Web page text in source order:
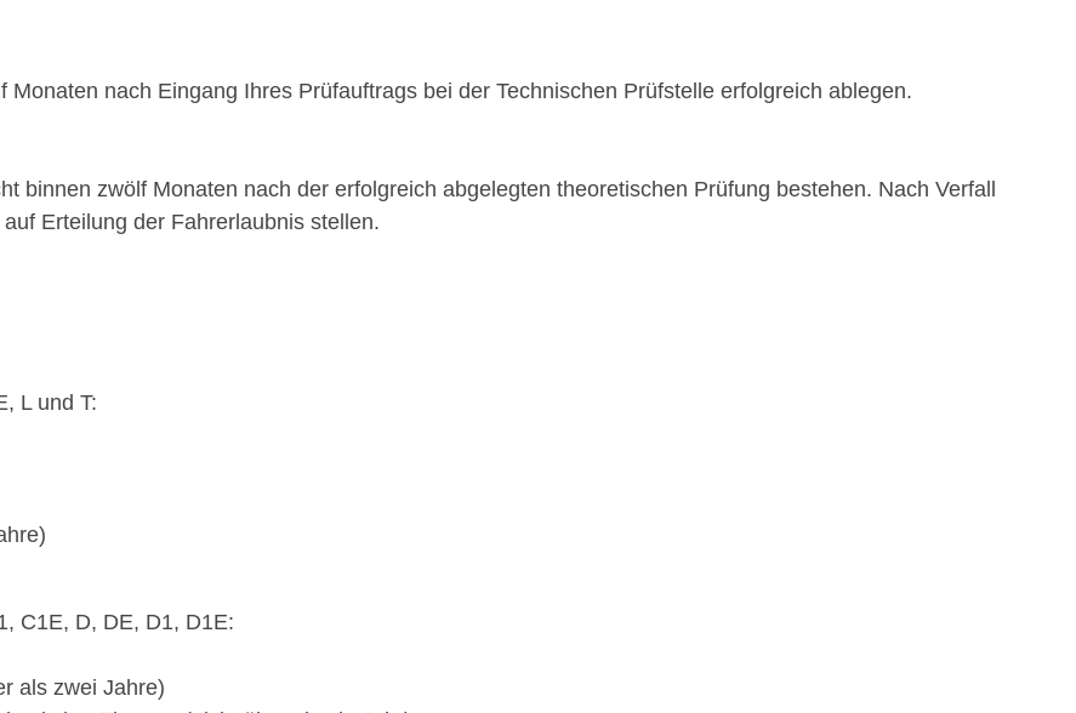
nach Eingang Ihres Prüfauftrags bei der Technischen Prüfstelle erfolgreich ablegen.
binnen zwölf Monaten nach der erfolgreich abgelegten theoretischen Prüfung bestehen. Nach Verfall
Erteilung der Fahrerlaubnis stellen.
L und T:
C1E, D, DE, D1, D1E:
als zwei Jahre)